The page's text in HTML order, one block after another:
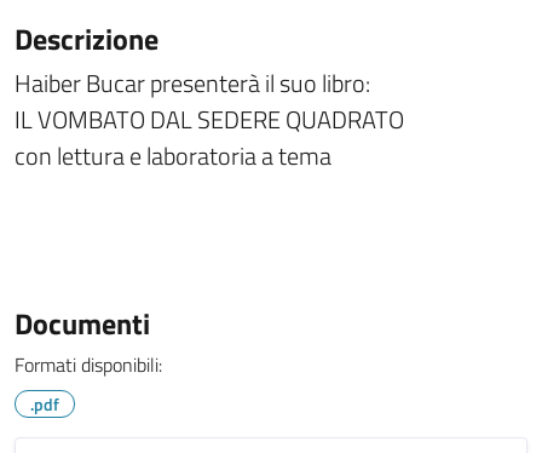
Descrizione
Haiber Bucar presenterà il suo libro:
IL VOMBATO DAL SEDERE QUADRATO
con lettura e laboratoria a tema
Documenti
Formati disponibili:
.pdf